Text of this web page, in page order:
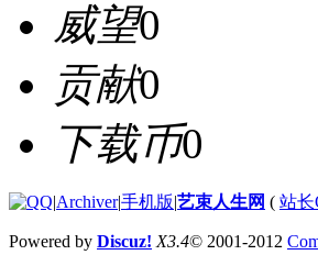
威望0
贡献0
下载币0
|Archiver|手机版|艺束人生网 ( 站长
Powered by Discuz! X3.4© 2001-2012